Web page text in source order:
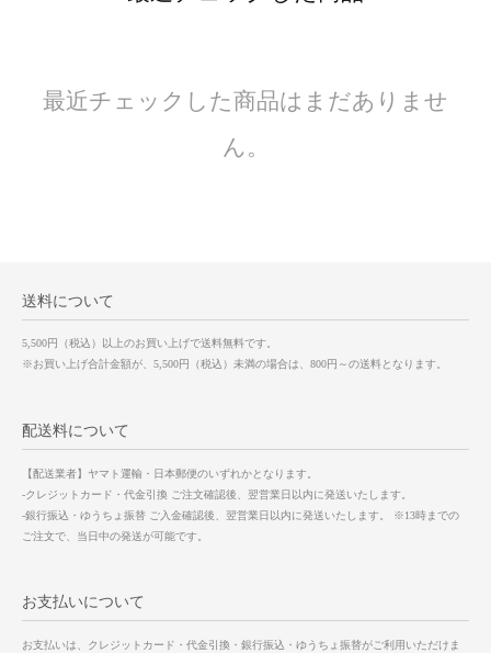
最近チェックした商品はまだありませ
ん。
送料について
5,500円（税込）以上のお買い上げで送料無料です。
※お買い上げ合計金額が、5,500円（税込）未満の場合は、800円～の送料となります。
配送料について
【配送業者】ヤマト運輸・日本郵便のいずれかとなります。
-クレジットカード・代金引換 ご注文確認後、翌営業日以内に発送いたします。
-銀行振込・ゆうちょ振替 ご入金確認後、翌営業日以内に発送いたします。 ※13時までの
ご注文で、当日中の発送が可能です。
お支払いについて
お支払いは、クレジットカード・代金引換・銀行振込・ゆうちょ振替がご利用いただけま